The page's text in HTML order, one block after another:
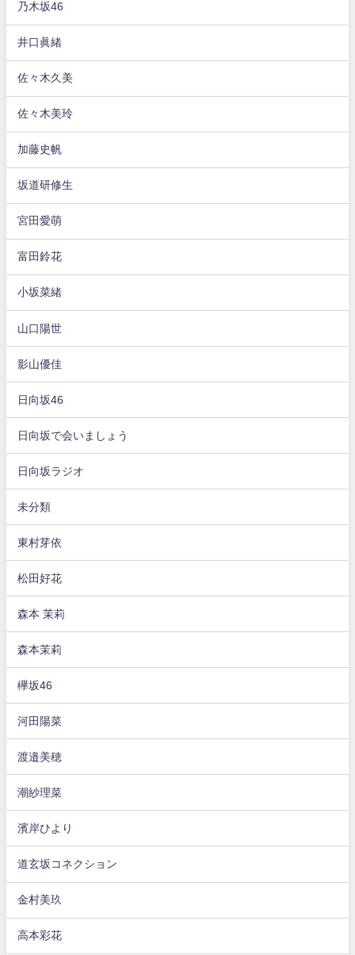
乃木坂46
井口眞緒
佐々木久美
佐々木美玲
加藤史帆
坂道研修生
宮田愛萌
富田鈴花
小坂菜緒
山口陽世
影山優佳
日向坂46
日向坂で会いましょう
日向坂ラジオ
未分類
東村芽依
松田好花
森本 茉莉
森本茉莉
欅坂46
河田陽菜
渡邉美穂
潮紗理菜
濱岸ひより
道玄坂コネクション
金村美玖
高本彩花